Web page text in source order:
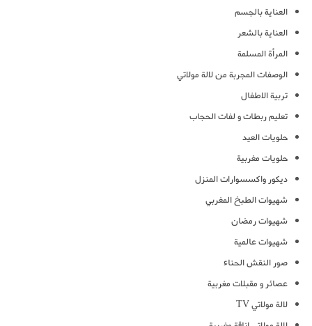
العناية بالجسم
العناية بالشعر
المرأة المسلمة
الوصفات المجربة من لالة مولاتي
تربية الاطفال
تعليم ربطات و لفات الحجاب
حلويات العيد
حلويات مغربية
ديكور واكسسوارات المنزل
شهيوات الطبخ المغربي
شهيوات رمضان
شهيوات عالمية
صور النقش الحناء
عصائر و مقبلات مغربية
لالة مولاتي TV